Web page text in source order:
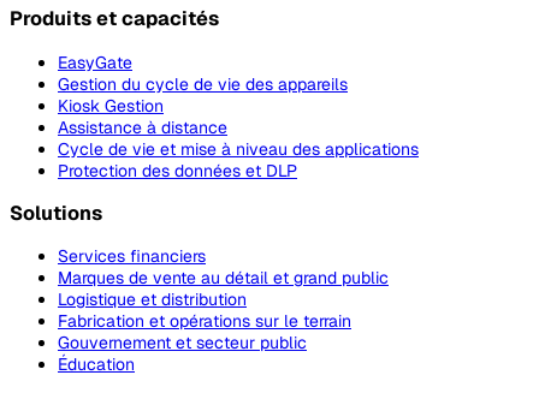
Produits et capacités
EasyGate
Gestion du cycle de vie des appareils
Kiosk Gestion
Assistance à distance
Cycle de vie et mise à niveau des applications
Protection des données et DLP
Solutions
Services financiers
Marques de vente au détail et grand public
Logistique et distribution
Fabrication et opérations sur le terrain
Gouvernement et secteur public
Éducation